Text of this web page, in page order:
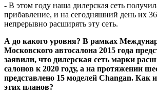
- В этом году наша дилерская сеть
прибавление, и на сегодняшний день их
непрерывно расширять эту сеть.
А до какого уровня? В рамках
Московского автосалона 2015 года
заявили, что дилерская сеть марки
салонов к 2020 году, а на протяжении
представлено 15 моделей Changan. Как
этих планов?